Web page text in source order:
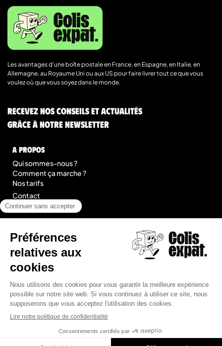
Les avantages d’une boîte postale en France, en Espagne, en Italie, en
Allemagne, au Royaume Uni ou aux US pour faire livrer tout ce que vous
voulez où que vous soyez dans le monde.
Recevez nos conseils et actualités
grâce à notre newsletter
A Propos
Qui sommes-nous ?
Comment ça marche ?
Nos tarifs
Contact
Blog
légal
Mentions légales
Conditions Générales de Prestation de Services
© 2026 Colis Expat.